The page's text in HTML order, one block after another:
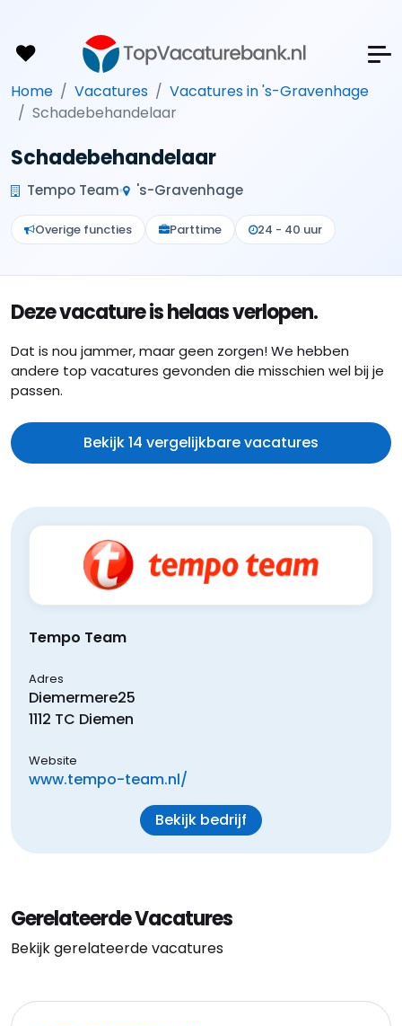
Home Vacatures
Vacatures in 's-Gravenhage
Schadebehandelaar
Schadebehandelaar
Tempo Team 's-Gravenhage
Overige functies Parttime 24 - 40 uur
Deze vacature is helaas verlopen.
Dat is nou jammer, maar geen zorgen! We hebben
andere top vacatures gevonden die misschien wel bij je
passen.
Bekijk 14 vergelijkbare vacatures
Tempo Team
Adres
Diemermere25
1112 TC Diemen
Website
www.tempo-team.nl/
Bekijk bedrijf
Gerelateerde Vacatures
Bekijk gerelateerde vacatures